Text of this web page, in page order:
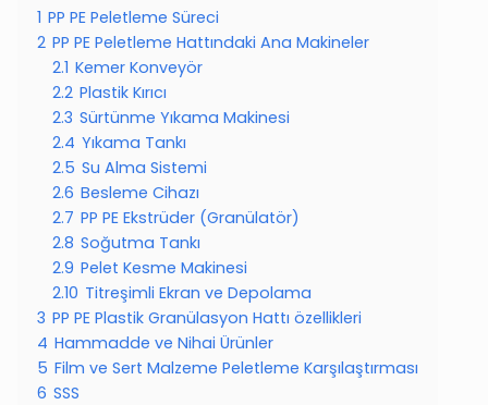
1 PP PE Peletleme Süreci
2 PP PE Peletleme Hattındaki Ana Makineler
2.1 Kemer Konveyör
2.2 Plastik Kırıcı
2.3 Sürtünme Yıkama Makinesi
2.4 Yıkama Tankı
2.5 Su Alma Sistemi
2.6 Besleme Cihazı
2.7 PP PE Ekstrüder (Granülatör)
2.8 Soğutma Tankı
2.9 Pelet Kesme Makinesi
2.10 Titreşimli Ekran ve Depolama
3 PP PE Plastik Granülasyon Hattı özellikleri
4 Hammadde ve Nihai Ürünler
5 Film ve Sert Malzeme Peletleme Karşılaştırması
6 SSS